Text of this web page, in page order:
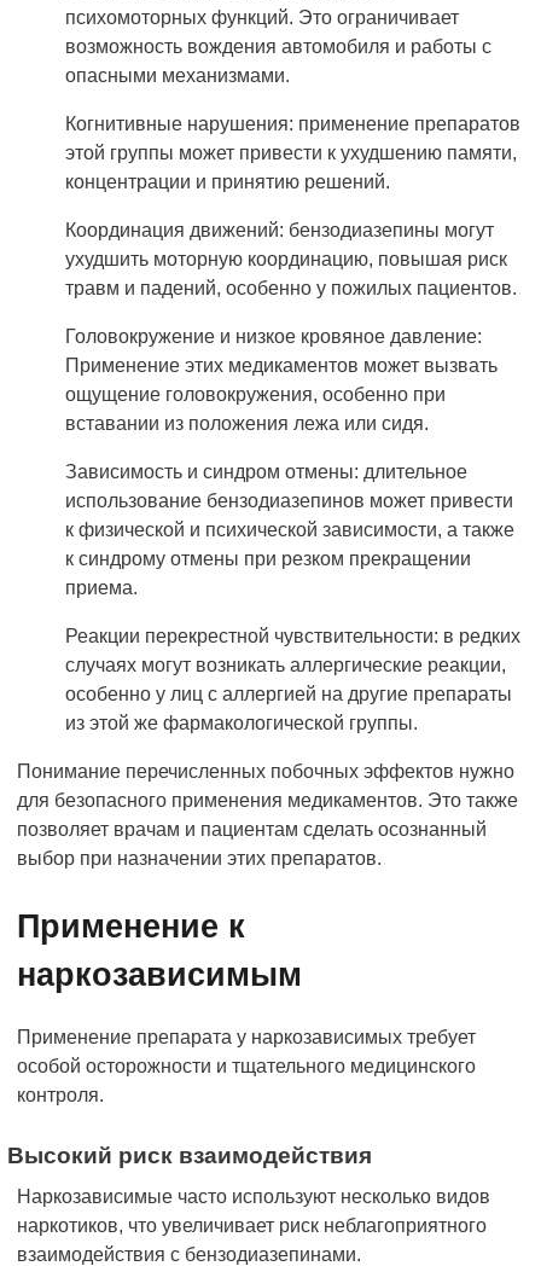
психомоторных функций. Это ограничивает
возможность вождения автомобиля и работы с
опасными механизмами.
Когнитивные нарушения: применение препаратов
этой группы может привести к ухудшению памяти,
концентрации и принятию решений.
Координация движений: бензодиазепины могут
ухудшить моторную координацию, повышая риск
травм и падений, особенно у пожилых пациентов.
Головокружение и низкое кровяное давление:
Применение этих медикаментов может вызвать
ощущение головокружения, особенно при
вставании из положения лежа или сидя.
Зависимость и синдром отмены: длительное
использование бензодиазепинов может привести
к физической и психической зависимости, а также
к синдрому отмены при резком прекращении
приема.
Реакции перекрестной чувствительности: в редких
случаях могут возникать аллергические реакции,
особенно у лиц с аллергией на другие препараты
из этой же фармакологической группы.
Понимание перечисленных побочных эффектов нужно
для безопасного применения медикаментов. Это также
позволяет врачам и пациентам сделать осознанный
выбор при назначении этих препаратов.
Применение к
наркозависимым
Применение препарата у наркозависимых требует
особой осторожности и тщательного медицинского
контроля.
Высокий риск взаимодействия
Наркозависимые часто используют несколько видов
наркотиков, что увеличивает риск неблагоприятного
взаимодействия с бензодиазепинами.